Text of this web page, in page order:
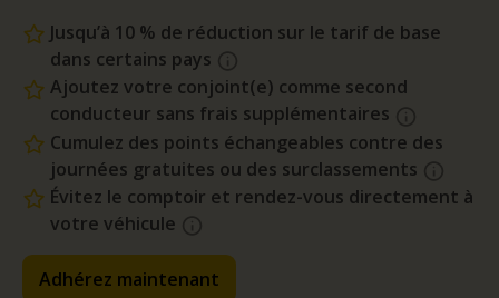
Jusqu’à 10 % de réduction sur le tarif de base
dans certains pays
Ajoutez votre conjoint(e) comme second
conducteur sans frais supplémentaires
Cumulez des points échangeables contre des
journées gratuites ou des surclassements
Évitez le comptoir et rendez-vous directement à
votre véhicule
Adhérez maintenant